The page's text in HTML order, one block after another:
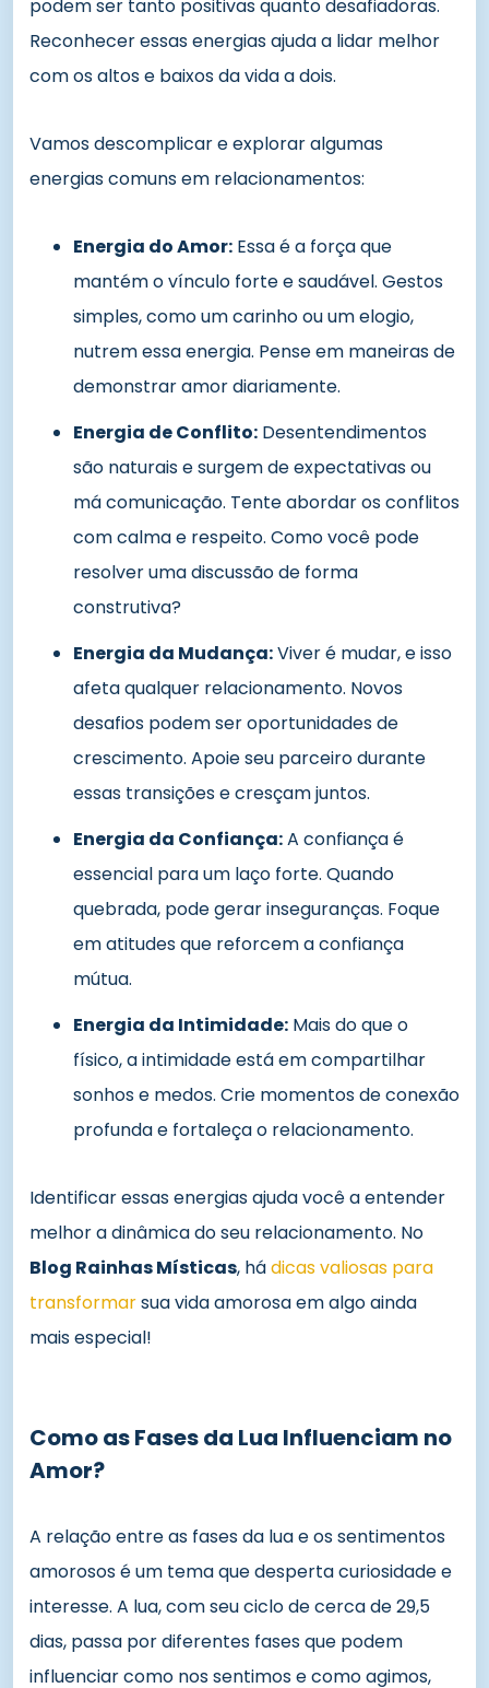
podem ser tanto positivas quanto desafiadoras.
Reconhecer essas energias ajuda a lidar melhor
com os altos e baixos da vida a dois.
Vamos descomplicar e explorar algumas
energias comuns em relacionamentos:
Energia do Amor: Essa é a força que
mantém o vínculo forte e saudável. Gestos
simples, como um carinho ou um elogio,
nutrem essa energia. Pense em maneiras de
demonstrar amor diariamente.
Energia de Conflito: Desentendimentos
são naturais e surgem de expectativas ou
má comunicação. Tente abordar os conflitos
com calma e respeito. Como você pode
resolver uma discussão de forma
construtiva?
Energia da Mudança:Viver é mudar, e isso
afeta qualquer relacionamento. Novos
desafios podem ser oportunidades de
crescimento. Apoie seu parceiro durante
essas transições e cresçam juntos.
Energia da Confiança:A confiança é
essencial para um laço forte. Quando
quebrada, pode gerar inseguranças. Foque
em atitudes que reforcem a confiança
mútua.
Energia da Intimidade: Mais do que o
físico, a intimidade está em compartilhar
sonhos e medos. Crie momentos de conexão
profunda e fortaleça o relacionamento.
Identificar essas energias ajuda você a entender
melhor a dinâmica do seu relacionamento. No
Blog Rainhas Místicas, hádicas valiosas para
transformarsua vida amorosa em algo ainda
mais especial!
Como as Fases da Lua Influenciam no
Amor?
A relação entre as fases da lua e os sentimentos
amorosos é um tema que desperta curiosidade e
interesse. A lua, com seu ciclo de cerca de 29,5
dias, passa por diferentes fases que podem
influenciar como nos sentimos e como agimos,